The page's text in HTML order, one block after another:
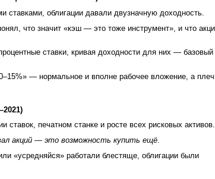
ставками, облигации давали двузначную доходность.
что значит «кэш — это тоже инструмент», и что
ставки, кривая доходности для них — базовый
— нормальное и вполне рабочее вложение, а
ставок, печатном станке и росте всех рисковых активов.
акций — это возможность купить ещё.
«усредняйся» работали блестяще, облигации были